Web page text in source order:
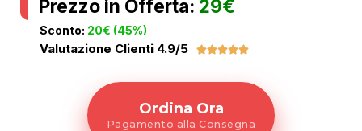
Prezzo in Offerta: 29€
Sconto: 20€ (45%)
Valutazione Clienti 4.9/5 
Ordina Ora
Pagamento alla Consegna